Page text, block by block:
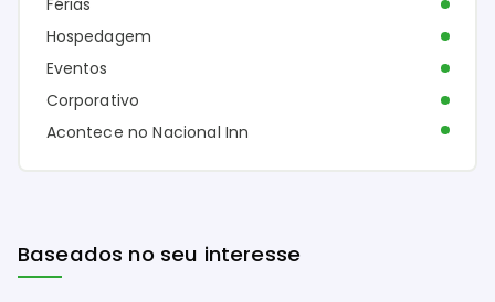
Hospedagem
Eventos
Corporativo
Acontece no Nacional Inn
Baseados no seu interesse